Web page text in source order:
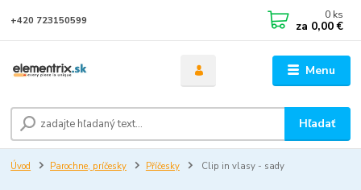
Menu
Hľadať
+420 723150599 0 ks
za 0,00 €
Úvod Parochne, príčesky Příčesky Clip in vlasy - sady